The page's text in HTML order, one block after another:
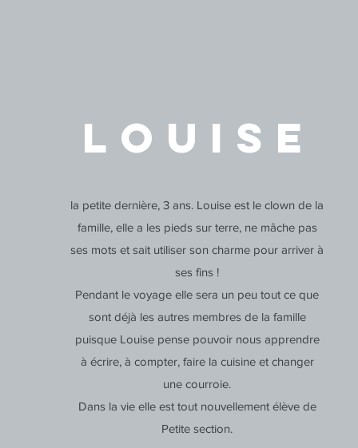
LOUISE
la petite dernière, 3 ans. Louise est le clown de la
famille, elle a les pieds sur terre, ne mâche pas
ses mots et sait utiliser son charme pour arriver à
ses fins !
Pendant le voyage elle sera un peu tout ce que
sont déjà les autres membres de la famille
puisque Louise pense pouvoir nous apprendre
à écrire, à compter, faire la cuisine et changer
une courroie.
Dans la vie elle est tout nouvellement élève de
Petite section.